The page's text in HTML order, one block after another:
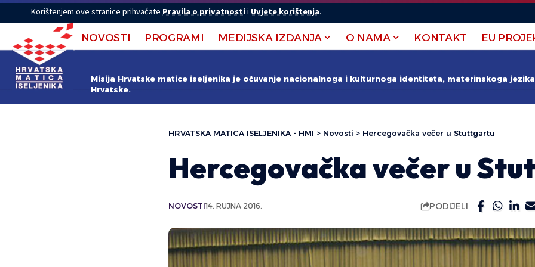
Korištenjem ove stranice prihvaćate Pravila o privatnostii Uvjete korištenja.
NOVOSTI PROGRAMI MEDIJSKA IZDANJA O NAMA KONTAKT EU
Misija Hrvatske matice iseljenika je očuvanje nacionalnoga i kulturnoga identiteta, materinskoga
Hrvatske.
HRVATSKA MATICA ISELJENIKA - HMI > Novosti > Hercegovačka večer u Stuttgartu
Hercegovačka večer u
NOVOSTI14. RUJNA 2016. PODIJELI